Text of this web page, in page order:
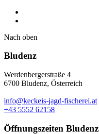
Nach oben
Bludenz
Werdenbergerstraße 4
6700 Bludenz, Österreich
info@keckeis-jagd-fischerei.at
+43 5552 62158
Öffnungszeiten Bludenz